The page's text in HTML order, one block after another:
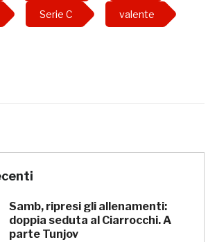
Serie C valente
Samb, ripresi gli allenamenti:
doppia seduta al Ciarrocchi. A
parte Tunjov